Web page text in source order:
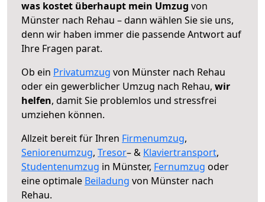
was kostet überhaupt mein Umzug von
Münster nach Rehau – dann wählen Sie sie uns,
denn wir haben immer die passende Antwort auf
Ihre Fragen parat.
Ob ein Privatumzug von Münster nach Rehau
oder ein gewerblicher Umzug nach Rehau, wir
helfen, damit Sie problemlos und stressfrei
umziehen können.
Allzeit bereit für Ihren Firmenumzug,
Seniorenumzug, Tresor– & Klaviertransport,
Studentenumzug in Münster, Fernumzug oder
eine optimale Beiladung von Münster nach
Rehau.